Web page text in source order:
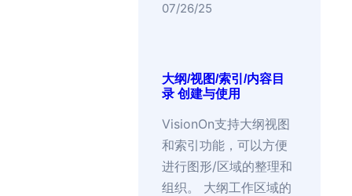
07/26/25
大纲/视图/索引/内容目
录 创建与使用
VisionOn支持大纲视图
和索引功能，可以方便
进行图形/区域的整理和
组织。 大纲工作区域的